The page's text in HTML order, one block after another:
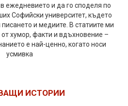
ежедневието и да го споделя по
Софийски университет, където
и медиите. В статиите ми
хумор, факти и вдъхновение –
е най-ценно, когато носи
усмивка
ИСТОРИИ